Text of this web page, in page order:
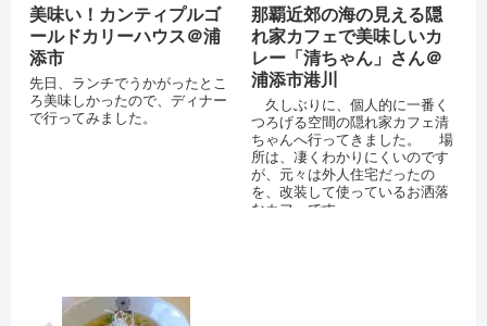
美味い！カンティプルゴ
ールドカリーハウス＠浦
添市
先日、ランチでうかがったとこ
ろ美味しかったので、ディナー
で行ってみました。
那覇近郊の海の見える隠
れ家カフェで美味しいカ
レー「清ちゃん」さん＠
浦添市港川
久しぶりに、個人的に一番く
つろげる空間の隠れ家カフェ清
ちゃんへ行ってきました。 場
所は、凄くわかりにくいのです
が、元々は外人住宅だったの
を、改装して使っているお洒落
なカフェです。